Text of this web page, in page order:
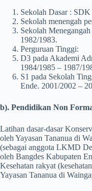
Sekolah Dasar :
Sekolah menengah
Sekolah
1982/1983.
Perguruan Tinggi:
D3 pada Akademi
1984/1985 – 1987/
S1 pada Sekolah
Ende. 2001/2002 –
b). Pendidikan Non
Latihan dasar-dasar
oleh Yayasan Tananua di
(sebagai anggota LKMD
oleh Bangdes Kabupaten
Kesehatan rakyat
Yayasan Tananua di